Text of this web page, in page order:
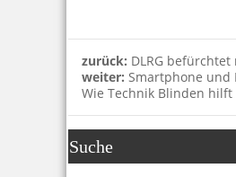
zurück: DLRG
weiter: Smartphone und
Wie Technik Blinden hilft
Suche